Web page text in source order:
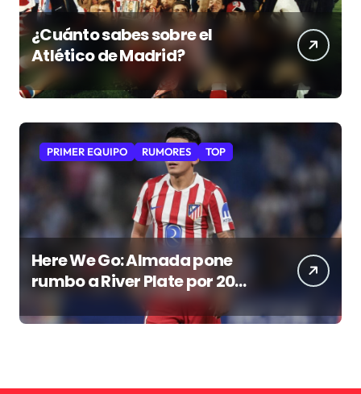
¿Cuánto sabes sobre el
Atlético de Madrid?
PRIMER EQUIPO RUMORES TOP
Here We Go: Almada pone
rumbo a River Plate por 20
millones de euros